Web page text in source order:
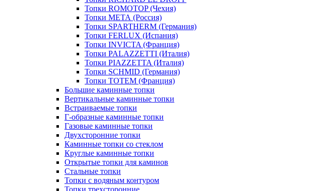
Топки ROMOTOP (Чехия)
Топки МЕТА (Россия)
Топки SPARTHERM (Германия)
Топки FERLUX (Испания)
Топки INVICTA (Франция)
Топки PALAZZETTI (Италия)
Топки PIAZZETTA (Италия)
Топки SCHMID (Германия)
Топки TOTEM (Франция)
Большие каминные топки
Вертикальные каминные топки
Встраиваемые топки
Г-образные каминные топки
Газовые каминные топки
Двухсторонние топки
Каминные топки со стеклом
Круглые каминные топки
Открытые топки для каминов
Стальные топки
Топки с водяным контуром
Топки трехсторонние